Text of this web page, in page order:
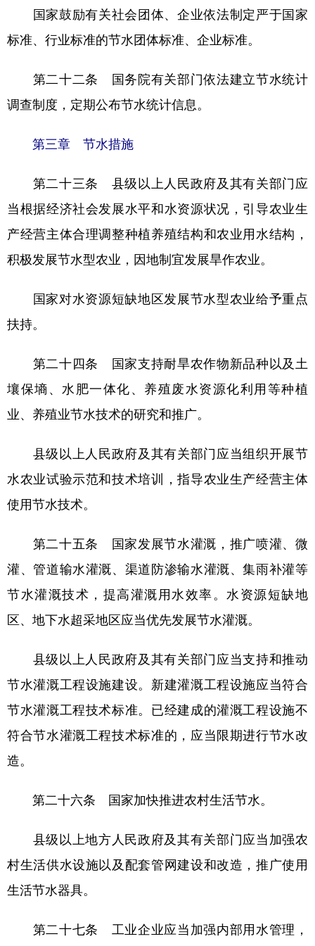
国家鼓励有关社会团体、企业依法制定严于国家
标准、行业标准的节水团体标准、企业标准。
第二十二条 国务院有关部门依法建立节水统计
调查制度，定期公布节水统计信息。
第三章 节水措施
第二十三条 县级以上人民政府及其有关部门应
当根据经济社会发展水平和水资源状况，引导农业生
产经营主体合理调整种植养殖结构和农业用水结构，
积极发展节水型农业，因地制宜发展旱作农业。
国家对水资源短缺地区发展节水型农业给予重点
扶持。
第二十四条 国家支持耐旱农作物新品种以及土
壤保墒、水肥一体化、养殖废水资源化利用等种植
业、养殖业节水技术的研究和推广。
县级以上人民政府及其有关部门应当组织开展节
水农业试验示范和技术培训，指导农业生产经营主体
使用节水技术。
第二十五条 国家发展节水灌溉，推广喷灌、微
灌、管道输水灌溉、渠道防渗输水灌溉、集雨补灌等
节水灌溉技术，提高灌溉用水效率。水资源短缺地
区、地下水超采地区应当优先发展节水灌溉。
县级以上人民政府及其有关部门应当支持和推动
节水灌溉工程设施建设。新建灌溉工程设施应当符合
节水灌溉工程技术标准。已经建成的灌溉工程设施不
符合节水灌溉工程技术标准的，应当限期进行节水改
造。
第二十六条 国家加快推进农村生活节水。
县级以上地方人民政府及其有关部门应当加强农
村生活供水设施以及配套管网建设和改造，推广使用
生活节水器具。
第二十七条 工业企业应当加强内部用水管理，